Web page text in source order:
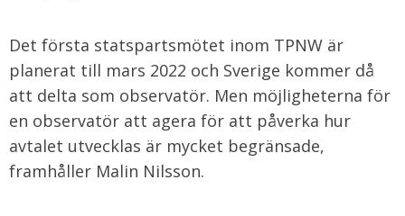
Det första statspartsmötet inom TPNW är
planerat till mars 2022 och Sverige kommer då
att delta som observatör. Men möjligheterna för
en observatör att agera för att påverka hur
avtalet utvecklas är mycket begränsade,
framhåller Malin Nilsson.